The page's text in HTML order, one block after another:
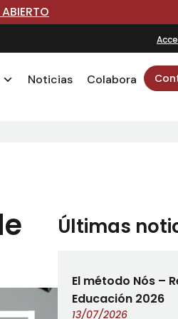
Noticias Colabora
Últimas
El método Nós –
Educación 2026
13/07/2026